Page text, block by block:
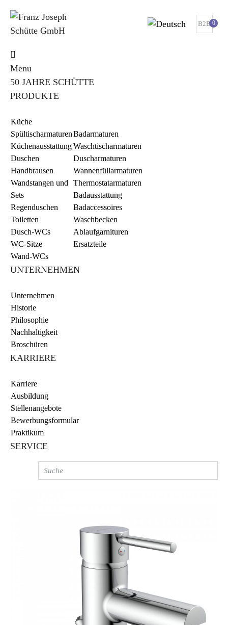
B2B 0
Menu
50 JAHRE SCHÜTTE
PRODUKTE
Küche
Spültischarmaturen
Küchenausstattung
Duschen
Handbrausen
Wandstangen und
Sets
Regenduschen
Toiletten
Dusch-WCs
WC-Sitze
Wand-WCs
Badarmaturen
Waschtischarmaturen
Duscharmaturen
Wannenfüllarmaturen
Thermostatarmaturen
Badausstattung
Badaccessoires
Waschbecken
Ablaufgarnituren
Ersatzteile
UNTERNEHMEN
Unternehmen
Historie
Philosophie
Nachhaltigkeit
Broschüren
KARRIERE
Karriere
Ausbildung
Stellenangebote
Bewerbungsformular
Praktikum
SERVICE